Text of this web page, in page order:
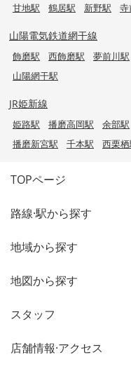
甘地駅
鶴居駅 新野駅 寺
山陽電気鉄道網干線
飾磨駅 西飾磨駅 夢前川駅
山陽網干駅
JR姫新線
姫路駅 播磨高岡駅 余部駅
播磨新宮駅
千本駅 西栗
TOPページ
路線·駅から探す
地域から探す
地図から探す
スタッフ
店舗情報·アクセス